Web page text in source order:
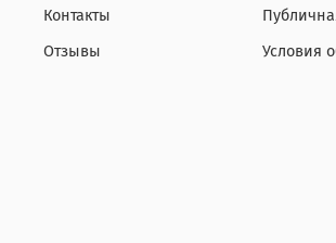
Контакты
Отзывы
Условия